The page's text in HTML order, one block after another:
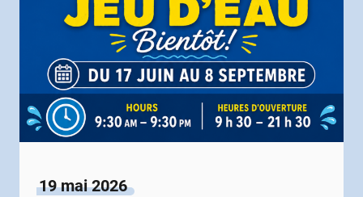
19 mai 2026